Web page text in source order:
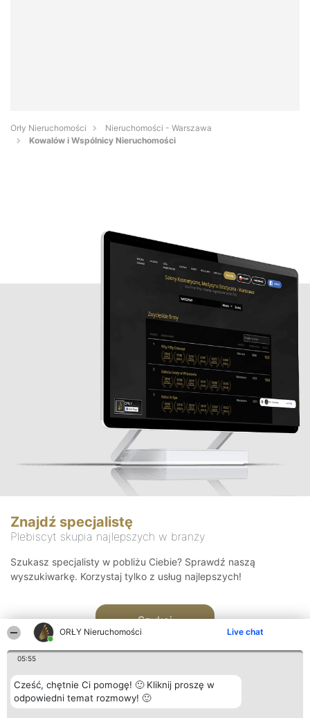
ORŁY Nieruchomości Live chat
05:55
Cześć, chętnie Ci pomogę! 🙂 Kliknij proszę w
odpowiedni temat rozmowy! 🙂
Orły Nieruchomości
Nieruchomości - Warszawa
Kowalów i Wspólnicy Nieruchomości
Znajdź specjalistę
Plebiscyt skupia najlepszych w branży
Szukasz specjalisty w pobliżu Ciebie? Sprawdź naszą
wyszukiwarkę. Korzystaj tylko z usług najlepszych!
Szukaj